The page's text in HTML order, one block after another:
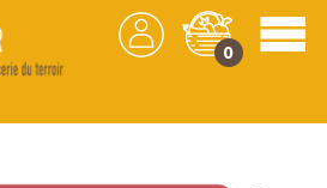
0
/ Confiserie
/ Oeuf en
Vanille Chocolaterie